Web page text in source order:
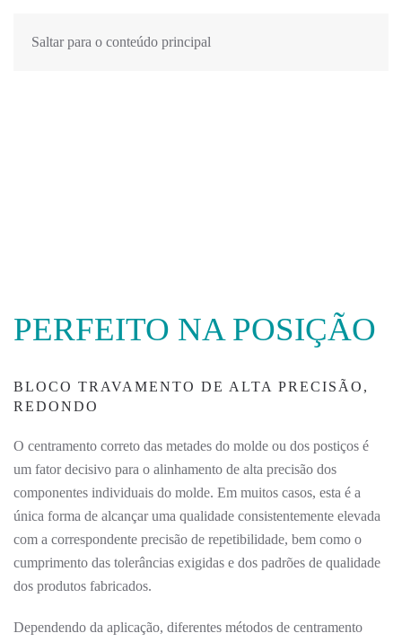
Saltar para o conteúdo principal
PERFEITO NA POSIÇÃO
BLOCO TRAVAMENTO DE ALTA PRECIS ÃO,
REDONDO
O centramento correto das metades do molde ou dos postiços é
um fator decisivo para o alinhamento de alta precisão dos
componentes individuais do molde. Em muitos casos, esta é a
única forma de alcançar uma qualidade consistentemente elevada
com a correspondente precisão de repetibilidade, bem como o
cumprimento das tolerâncias exigidas e dos padrões de qualidade
dos produtos fabricados.
Dependendo da aplicação, diferentes métodos de centramento